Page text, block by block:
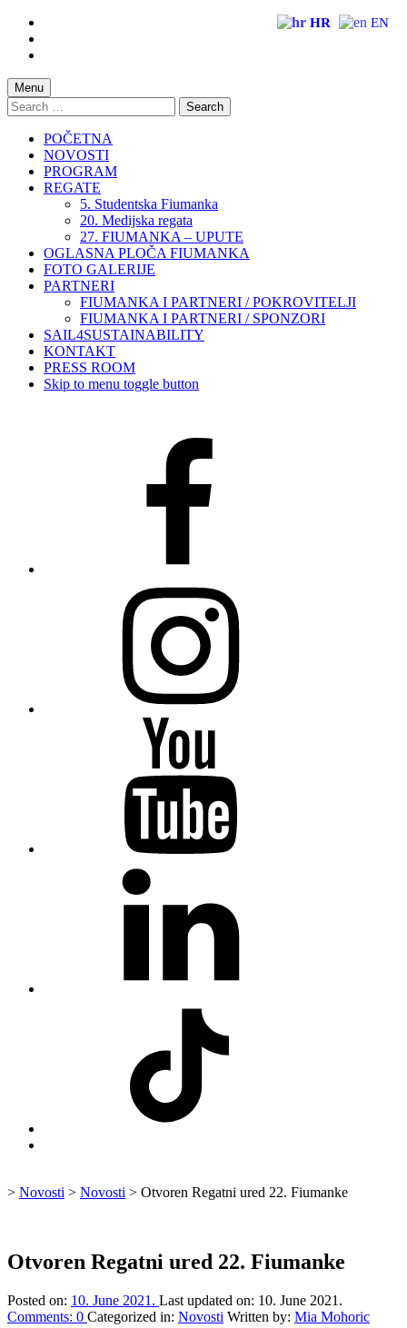
content
footer
Menu
Search
for:
POČETNA
NOVOSTI
PROGRAM
REGATE
5. Studentska Fiumanka
20. Medijska regata
27. FIUMANKA – UPUTE
OGLASNA PLOČA FIUMANKA
FOTO GALERIJE
PARTNERI
FIUMANKA I PARTNERI / POKROVITELJI
FIUMANKA I PARTNERI / SPONZORI
SAIL4SUSTAINABILITY
KONTAKT
PRESS ROOM
Skip to menu toggle button
↑
> Novosti > Novosti > Otvoren Regatni ured 22. Fiumanke
Otvoren Regatni ured 22. Fiumanke
Posted on: 10. June 2021. Last updated on: 10. June 2021.
Comments: 0 Categorized in: Novosti Written by: Mia Mohoric
HR EN